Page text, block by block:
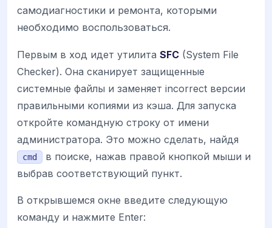
самодиагностики и ремонта, которыми
необходимо воспользоваться.
Первым в ход идет утилита SFC (System File
Checker). Она сканирует защищенные
системные файлы и заменяет incorrect версии
правильными копиями из кэша. Для запуска
откройте командную строку от имени
администратора. Это можно сделать, найдя
cmd
в поиске, нажав правой кнопкой мыши и
выбрав соответствующий пункт.
В открывшемся окне введите следующую
команду и нажмите Enter: